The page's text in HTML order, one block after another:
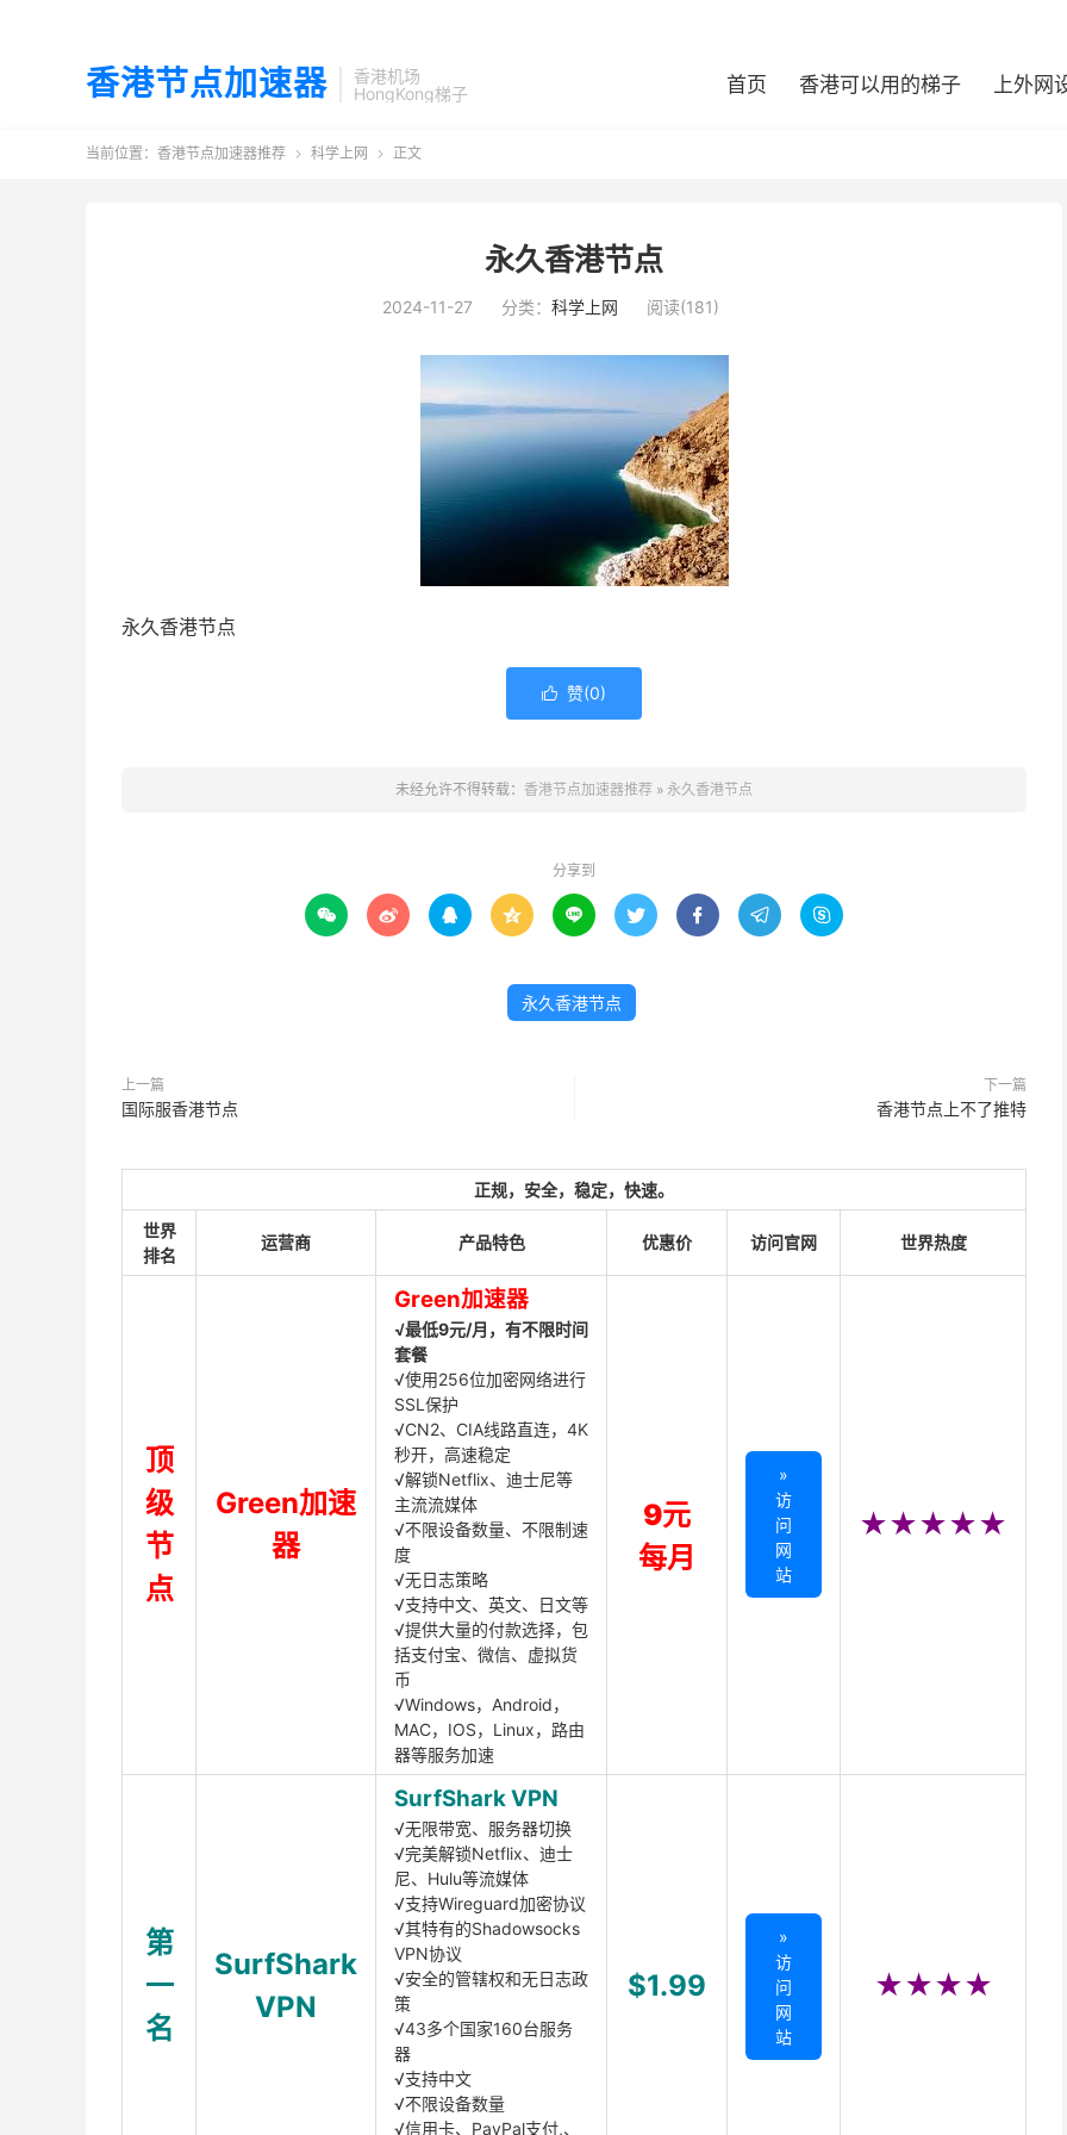
香港节点加速器
香港机场
HongKong梯子
首页 香港可以用的梯子 上外网
当前位置： 香港节点加速器推荐  科学上网  正文
永久香港节点
2024-11-27 分类： 科学上网 阅读(181)
永久香港节点
 赞(0)
未经允许不得转载： 香港节点加速器推荐 » 永久香港节点
分享到
        
永久香港节点
上一篇
国际服香港节点
下一篇
香港节点上不了推特
正规，安全，稳定，快速。
世界
排名
运营商 产品特色 优惠价 访问官网 世界热度
顶
级
节
点
Green加速
器
Green加速器
√最低9元/月，有不限时间
套餐
√使用256位加密网络进行
SSL保护
√CN2、CIA线路直连，4K
秒开，高速稳定
√解锁Netflix、迪士尼等
主流流媒体
√不限设备数量、不限制速
度
√无日志策略
√支持中文、英文、日文等
√提供大量的付款选择，包
括支付宝、微信、虚拟货
币
√Windows，Android，
MAC，IOS，Linux，路由
器等服务加速
9元
每月
»
访
问
网
站
★★★★★
第
一
名
SurfShark
VPN
SurfShark VPN
√无限带宽、服务器切换
√完美解锁Netflix、迪士
尼、Hulu等流媒体
√支持Wireguard加密协议
√其特有的Shadowsocks
VPN协议
√安全的管辖权和无日志政
策
√43多个国家160台服务
器
√支持中文
√不限设备数量
√信用卡、PayPal支付,、
$1.99
»
访
问
网
站
★★★★